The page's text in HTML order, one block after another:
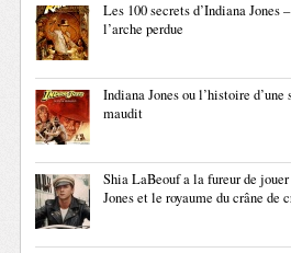
Les 100 secrets d’Indiana Jones
l’arche perdue
Indiana Jones ou l’histoire
maudit
Shia LaBeouf a la fureur de
Jones et le royaume du crâne de